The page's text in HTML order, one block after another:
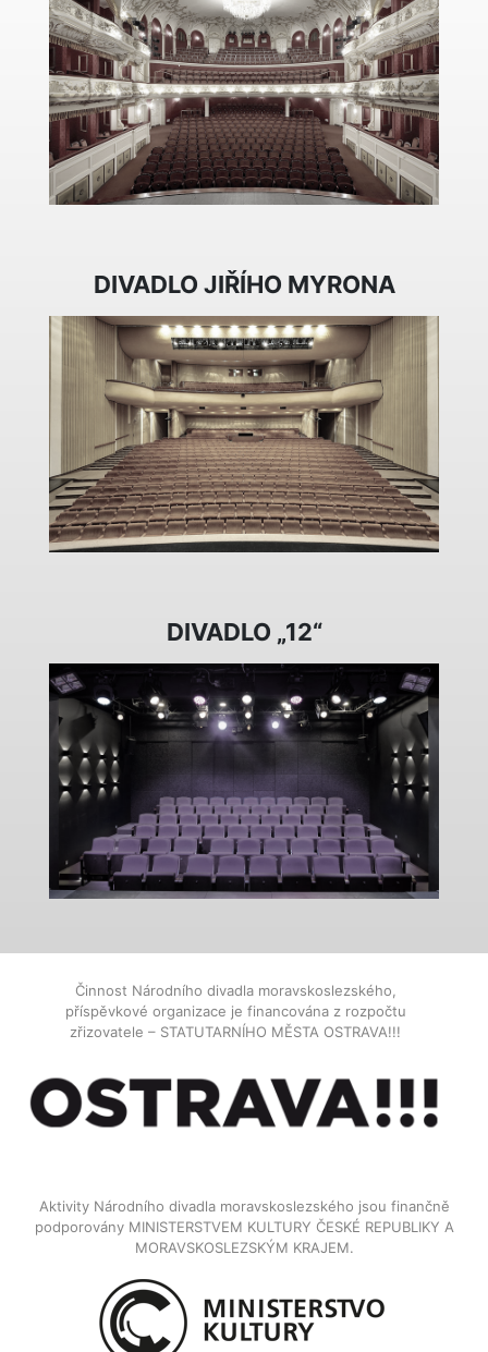
DIVADLO JIŘÍHO MYRONA
DIVADLO „12“
Činnost Národního divadla moravskoslezského,
příspěvkové organizace je financována z rozpočtu
zřizovatele – STATUTARNÍHO MĚSTA OSTRAVA!!!
Aktivity Národního divadla moravskoslezského jsou finančně
podporovány MINISTERSTVEM KULTURY ČESKÉ REPUBLIKY A
MORAVSKOSLEZSKÝM KRAJEM.